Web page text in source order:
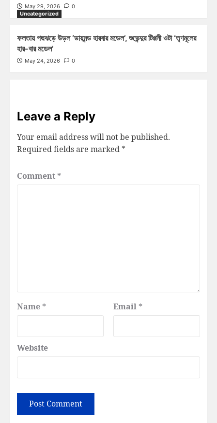
May 29, 2026
0
Uncategorized
ফলতায় পদ্মঝড়ে উড়ল ‘ডায়মন্ড হারবার মডেল’, শুভেন্দুর টিপ্পনী ওটা ‘তৃণমূলের
হার-বার মডেল’
May 24, 2026 0
Leave a Reply
Your email address will not be published.
Required fields are marked *
Comment *
Name * Email *
Website